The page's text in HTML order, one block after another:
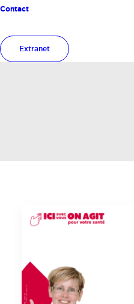
Contact
Extranet